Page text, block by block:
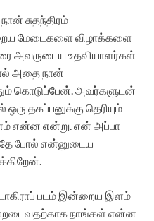
சுதந்திரம்
மேடைகளை விழாக்களை
அவருடைய உதவியாளர்கள்
அதை நான்
கொடுப்பேன். அவர்களுடன்
தகப்பனுக்கு தெரியும்
என்ன என்று. என் அப்பா
போல் என்னுடைய
படம் இன்றைய இளம்
நாங்கள் என்ன